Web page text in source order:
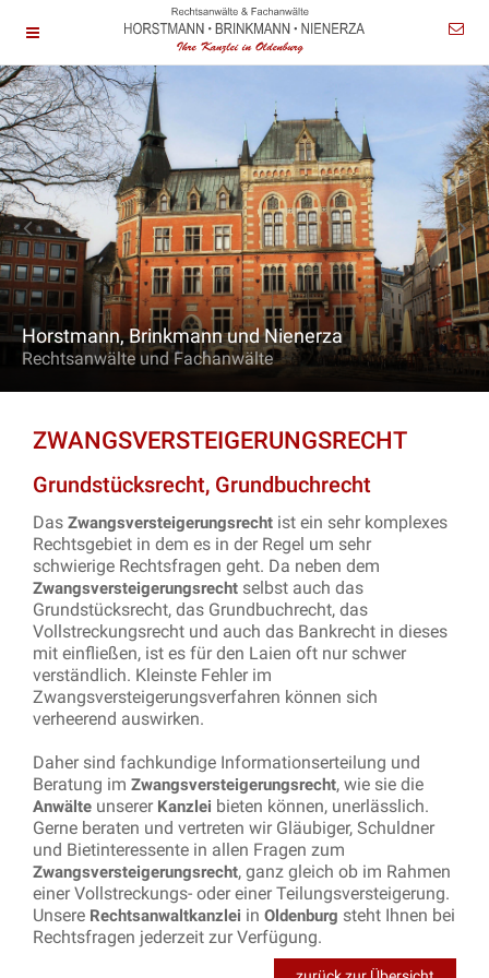
Horstmann, Brinkmann und Nienerza
Rechtsanwälte und Fachanwälte
ZWANGSVERSTEIGERUNGSRECHT
Grundstücksrecht, Grundbuchrecht
Das Zwangsversteigerungsrecht ist ein sehr komplexes
Rechtsgebiet in dem es in der Regel um sehr
schwierige Rechtsfragen geht. Da neben dem
Zwangsversteigerungsrecht selbst auch das
Grundstücksrecht, das Grundbuchrecht, das
Vollstreckungsrecht und auch das Bankrecht in dieses
mit einfließen, ist es für den Laien oft nur schwer
verständlich. Kleinste Fehler im
Zwangsversteigerungsverfahren können sich
verheerend auswirken.
Daher sind fachkundige Informationserteilung und
Beratung im Zwangsversteigerungsrecht, wie sie die
Anwälte unserer Kanzlei bieten können, unerlässlich.
Gerne beraten und vertreten wir Gläubiger, Schuldner
und Bietinteressente in allen Fragen zum
Zwangsversteigerungsrecht, ganz gleich ob im Rahmen
einer Vollstreckungs- oder einer Teilungsversteigerung.
Unsere Rechtsanwaltkanzlei in Oldenburg steht Ihnen bei
Rechtsfragen jederzeit zur Verfügung.